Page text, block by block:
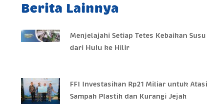
Berita Lainnya
Menjelajahi Setiap Tetes Kebaikan Susu
dari Hulu ke Hilir
FFI Investasikan Rp21 Miliar untuk Atasi
Sampah Plastik dan Kurangi Jejak